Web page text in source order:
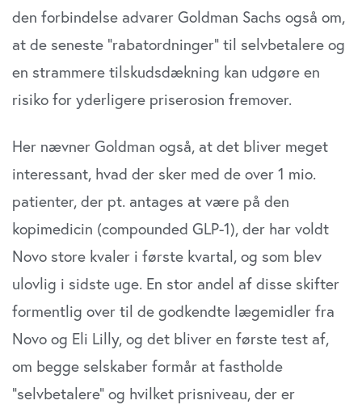
den forbindelse advarer Goldman Sachs også om,
at de seneste ”rabatordninger” til selvbetalere og
en strammere tilskudsdækning kan udgøre en
risiko for yderligere priserosion fremover.
Her nævner Goldman også, at det bliver meget
interessant, hvad der sker med de over 1 mio.
patienter, der pt. antages at være på den
kopimedicin (compounded GLP-1), der har voldt
Novo store kvaler i første kvartal, og som blev
ulovlig i sidste uge. En stor andel af disse skifter
formentlig over til de godkendte lægemidler fra
Novo og Eli Lilly, og det bliver en første test af,
om begge selskaber formår at fastholde
”selvbetalere” og hvilket prisniveau, der er